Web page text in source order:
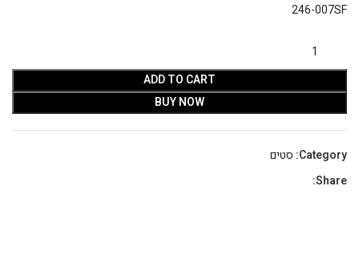
246-007SF
ADD TO CART
BUY NOW
Category: סטים
Share: